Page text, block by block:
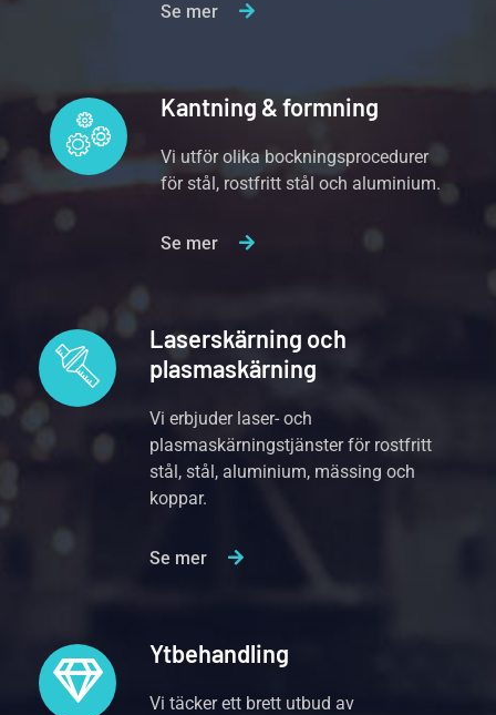
Se mer
Kantning & formning
Vi utför olika bockningsprocedurer
för stål, rostfritt stål och aluminium.
Se mer
Laserskärning och
plasmaskärning
Vi erbjuder laser- och
plasmaskärningstjänster för rostfritt
stål, stål, aluminium, mässing och
koppar.
Se mer
Ytbehandling
Vi täcker ett brett utbud av